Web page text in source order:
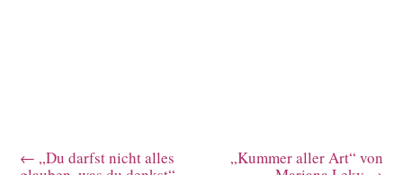
←„Du darfst nicht alles
„Kummer aller Art“ von